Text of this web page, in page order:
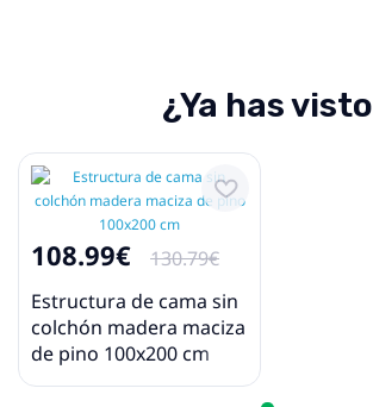
¿Ya has visto
108.99€
130.79€
Estructura de cama sin
colchón madera maciza
de pino 100x200 cm